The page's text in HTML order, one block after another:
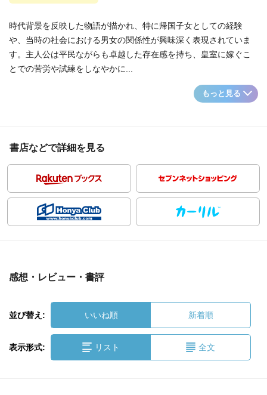
時代背景を反映した物語が描かれ、特に帰国子女としての経験
や、当時の社会における男女の関係性が興味深く表現されていま
す。主人公は平民ながらも卓越した存在感を持ち、皇室に嫁ぐこ
とでの苦労や試練をしなやかに...
もっと見る
書店などで詳細を見る
感想・レビュー・書評
並び替え: いいね順 新着順
表示形式: リスト 全文